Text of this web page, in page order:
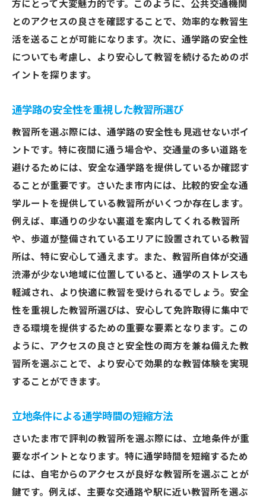
方にとって大変魅力的です。このように、公共交通機関
とのアクセスの良さを確認することで、効率的な教習生
活を送ることが可能になります。次に、通学路の安全性
についても考慮し、より安心して教習を続けるためのポ
イントを探ります。
通学路の安全性を重視した教習所選び
教習所を選ぶ際には、通学路の安全性も見逃せないポイ
ントです。特に夜間に通う場合や、交通量の多い道路を
避けるためには、安全な通学路を提供しているか確認す
ることが重要です。さいたま市内には、比較的安全な通
学ルートを提供している教習所がいくつか存在します。
例えば、車通りの少ない裏道を案内してくれる教習所
や、歩道が整備されているエリアに設置されている教習
所は、特に安心して通えます。また、教習所自体が交通
渋滞が少ない地域に位置していると、通学のストレスも
軽減され、より快適に教習を受けられるでしょう。安全
性を重視した教習所選びは、安心して免許取得に集中で
きる環境を提供するための重要な要素となります。この
ように、アクセスの良さと安全性の両方を兼ね備えた教
習所を選ぶことで、より安心で効果的な教習体験を実現
することができます。
立地条件による通学時間の短縮方法
さいたま市で評判の教習所を選ぶ際には、立地条件が重
要なポイントとなります。特に通学時間を短縮するため
には、自宅からのアクセスが良好な教習所を選ぶことが
鍵です。例えば、主要な交通路や駅に近い教習所を選ぶ